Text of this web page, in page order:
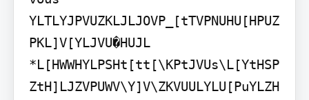
YLTLYJPVUZKLJLJOVP_[tTVPNUHU[HPUZ
PKL]V[YLJVU�HUJL
*L[HWWHYLPSHt[tt[\KPtJVUs\L[YtHSP
ZtH]LJZVPUWV\Y]V\ZKVUULYLU[PuYLZH